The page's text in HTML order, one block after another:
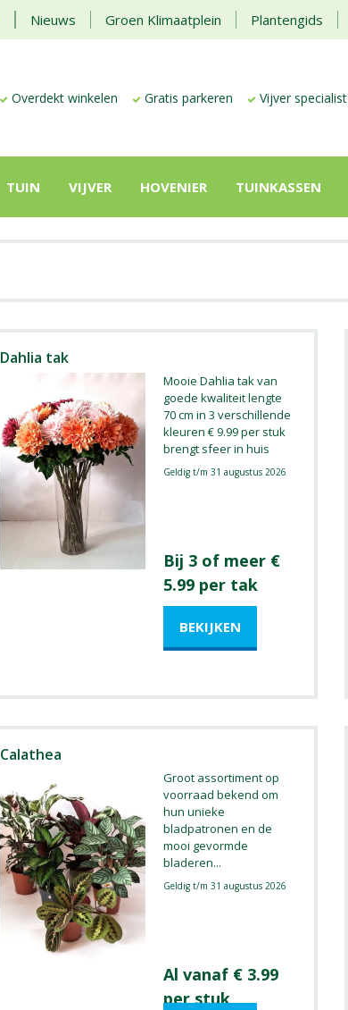
Nieuws Groen Klimaatplein Plantengids
Overdekt winkelen Gratis parkeren Vijver specialist
TUIN VIJVER HOVENIER TUINKASSEN
Dahlia tak
Mooie Dahlia tak van
goede kwaliteit lengte
70 cm in 3 verschillende
kleuren € 9.99 per stuk
brengt sfeer in huis
Geldig t/m 31 augustus 2026
Bij 3 of meer €
5.99 per tak
Calathea
Groot assortiment op
voorraad bekend om
hun unieke
bladpatronen en de
mooi gevormde
bladeren...
Geldig t/m 31 augustus 2026
Al vanaf € 3.99
per stuk